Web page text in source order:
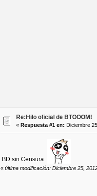
Re:Hilo oficial de BTOOOM!
« Respuesta #1 en: Diciembre
BD sin Censura
« última modificación: Diciembre 25,